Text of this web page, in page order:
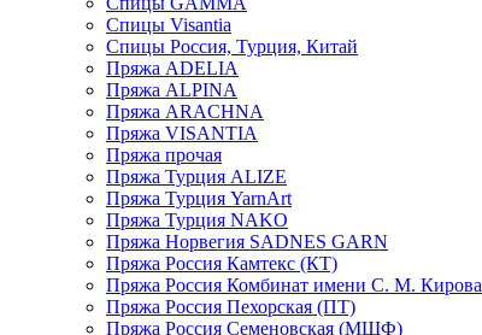
Спицы Visantia
Спицы Россия, Турция, Китай
Пряжа ADELIA
Пряжа ALPINA
Пряжа ARACHNA
Пряжа VISANTIA
Пряжа прочая
Пряжа Турция ALIZE
Пряжа Турция YarnArt
Пряжа Турция NAKO
Пряжа Норвегия SADNES GARN
Пряжа Россия Камтекс (КТ)
Пряжа Россия Комбинат имени С. М. Кирова
Пряжа Россия Пехорская (ПТ)
Пряжа Россия Семеновская (МШФ)